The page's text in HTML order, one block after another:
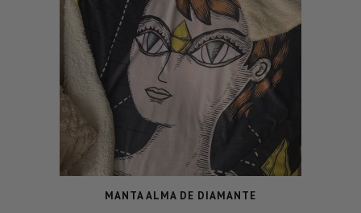
MANTA ALMA DE DIAMANTE